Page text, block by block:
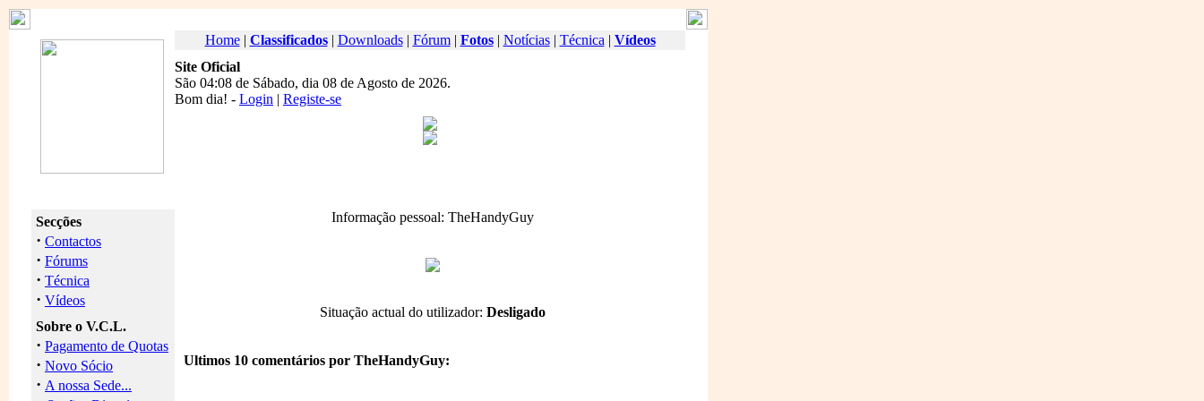
Home| Classificados| Downloads| Fórum| Fotos| Notícias| Técnica | Vídeos
Site Oficial
São 04:08 de Sábado, dia 08 de Agosto de 2026.
Bom dia! - Login | Registe-se
Secções
· Contactos
· Fórums
· Técnica
· Vídeos
Sobre o V.C.L.
· Pagamento de Quotas
· Novo Sócio
· A nossa Sede...
Informação pessoal: TheHandyGuy
Situação actual do utilizador: Desligado
Ultimos 10 comentários por TheHandyGuy: